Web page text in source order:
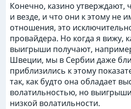
Конечно, казино утверждают,
и везде, и что они к этому не
отношения, это
провайдера. Но когда я вижу,
выигрыши получают,
Швеции, мы в Сербии даже
приблизились к этому
так, как будто она обладает
волатильностью, но
низкой волатильности.